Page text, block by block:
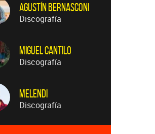
Agustín Bernasconi
Discografía
Miguel Cantilo
Discografía
Melendi
Discografía